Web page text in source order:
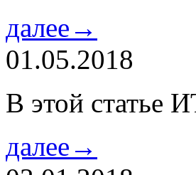
далее→
01.05.2018
В этой статье
далее→